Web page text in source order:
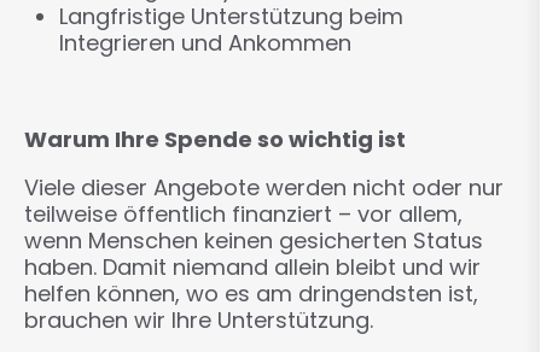
Langfristige Unterstützung beim
Integrieren und Ankommen
Warum Ihre Spende so wichtig ist
Viele dieser Angebote werden nicht oder nur
teilweise öffentlich finanziert – vor allem,
wenn Menschen keinen gesicherten Status
haben. Damit niemand allein bleibt und wir
helfen können, wo es am dringendsten ist,
brauchen wir Ihre Unterstützung.